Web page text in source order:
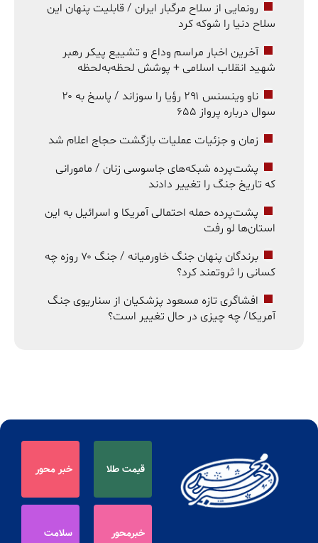
رونمایی از سلاح مرگبار ایران / قابلیت پنهان این
سلاح دنیا را شوکه کرد
آخرین اخبار مراسم وداع و تشییع پیکر رهبر
شهید انقلاب اسلامی + پوشش لحظه‌به‌لحظه
ناو وینسنس ۲۹۱ رؤیا را سوزاند / پاسخ به ۲۰
سوال درباره پرواز ۶۵۵
زمان و جزئیات عملیات بازگشت حجاج اعلام شد
پشت‌پرده شبکه‌های جاسوسی زنان / مامورانی
که تاریخ جنگ را تغییر دادند
پشت‌پرده حمله احتمالی آمریکا و اسرائیل به این
استان‌ها لو رفت
برندگان پنهان جنگ خاورمیانه / جنگ ۷۰ روزه چه
کسانی را ثروتمند کرد؟
افشاگری تازه مسعود پزشکیان از سناریوی جنگ
آمریکا/ چه چیزی در حال تغییر است؟
قیمت طلا خبر محور
خبرمحور سلامت